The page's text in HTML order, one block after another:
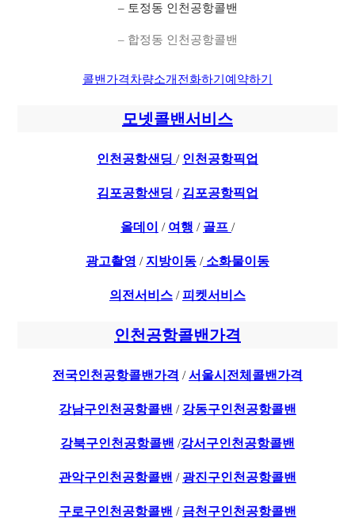
– 토정동 인천공항콜밴
– 합정동 인천공항콜밴
콜밴가격차량소개전화하기예약하기
모넷콜밴서비스
인천공항샌딩 / 인천공항픽업
김포공항샌딩 / 김포공항픽업
올데이 / 여행 / 골프 /
광고촬영 / 지방이동 / 소화물이동
의전서비스 /피켓서비스
인천공항콜밴가격
전국인천공항콜밴가격 /서울시전체콜밴가격
강남구인천공항콜밴 / 강동구인천공항콜밴
강북구인천공항콜밴 /강서구인천공항콜밴
관악구인천공항콜밴 / 광진구인천공항콜밴
구로구인천공항콜밴 / 금천구인천공항콜밴